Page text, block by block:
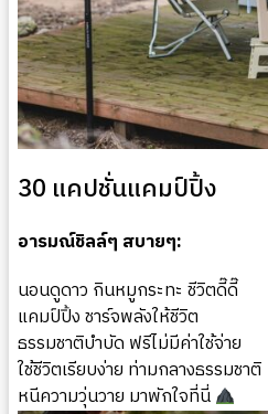
30 แคปชั่นแคมป์ปิ้ง ️
อารมณ์ชิลล์ๆ สบายๆ:
นอนดูดาว กินหมูกระทะ ชีวิตดี๊ดี๊
แคมป์ปิ้ง ชาร์จพลังให้ชีวิต
ธรรมชาติบำบัด ฟรีไม่มีค่าใช้จ่าย
ใช้ชีวิตเรียบง่าย ท่ามกลางธรรมชาติ
หนีความวุ่นวาย มาพักใจที่นี่